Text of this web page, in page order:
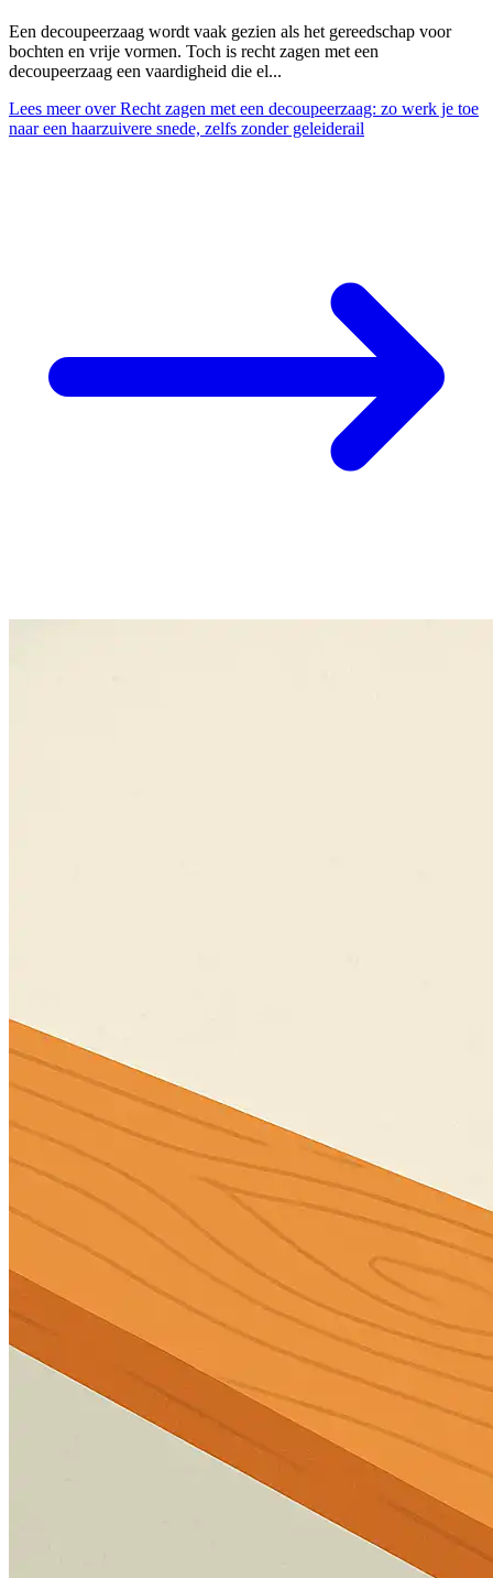
Een decoupeerzaag wordt vaak gezien als het gereedschap voor
bochten en vrije vormen. Toch is recht zagen met een
decoupeerzaag een vaardigheid die el...
Lees meerover Recht zagen met een decoupeerzaag: zo werk je toe
naar een haarzuivere snede, zelfs zonder geleiderail